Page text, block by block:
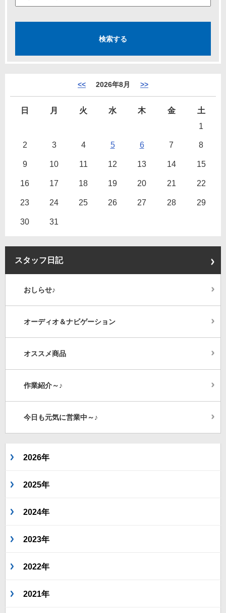
<< 2026年8月 >>
日 月 火 水 木 金
土
1
2 3 4 5 6 7 8
9 10 11 12 13 14 15
16 17 18 19 20 21 22
23 24 25 26 27 28 29
30 31
スタッフ日記
おしらせ♪
オーディオ＆ナビゲーション
オススメ商品
作業紹介～♪
今日も元気に営業中～♪
2026年
2025年
2024年
2023年
2022年
2021年